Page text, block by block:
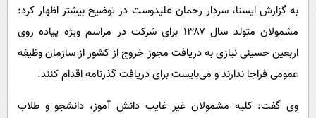
فرهنگی
بین الملل
اجتماعی
حیات وحش
به گزارش ایسنا، سردار رحمان علیدوست در توضیح بیشتر اظهار کرد:
مشمولان متولد سال ۱۳۸۷ برای شرکت در مراسم ویژه پیاده روی
اربعین حسینی نیازی به دریافت مجوز خروج از کشور از سازمان وظیفه
عمومی فراجا ندارند و می‌بایست برای دریافت گذرنامه اقدام کنند.
وی گفت: کلیه مشمولان غیر غایب دانش آموز، دانشجو و طلاب